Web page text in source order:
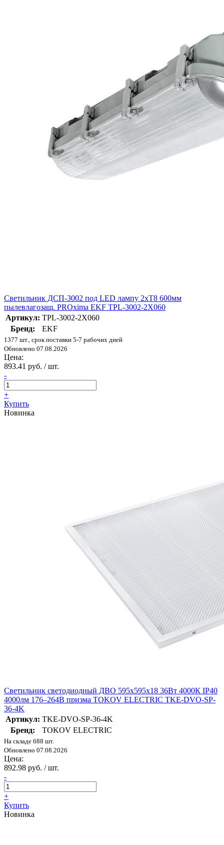
Светильник ДСП-3002 под LED лампу 2хT8 600мм
пылевлагозащ. PROxima EKF TPL-3002-2X060
Артикул: TPL-3002-2X060
Бренд:
EKF
1377 шт., срок поставки 5-7 рабочих дней
Обновлено 07.08.2026
Цена:
893.41 руб. / шт.
-
+
Купить
Новинка
Светильник светодиодный ДВО 595х595х18 36Вт 4000К IP40
4000лм 176–264В призма TOKOV ELECTRIC TKE-DVO-SP-
36-4K
Артикул: TKE-DVO-SP-36-4K
Бренд:
TOKOV ELECTRIC
На складе 688 шт.
Обновлено 07.08.2026
Цена:
892.98 руб. / шт.
-
+
Купить
Новинка